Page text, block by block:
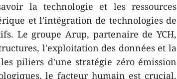
la technologie et les ressources
et l'intégration de technologies de
Le groupe Arup, partenaire de YCH,
l'exploitation des données et la
piliers d'une stratégie zéro émission
le facteur humain est crucial.